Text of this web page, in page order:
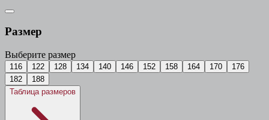
Размер
Выберите размер
116 122 128 134 140 146 152 158 164 170
176
182
188
Таблица размеров